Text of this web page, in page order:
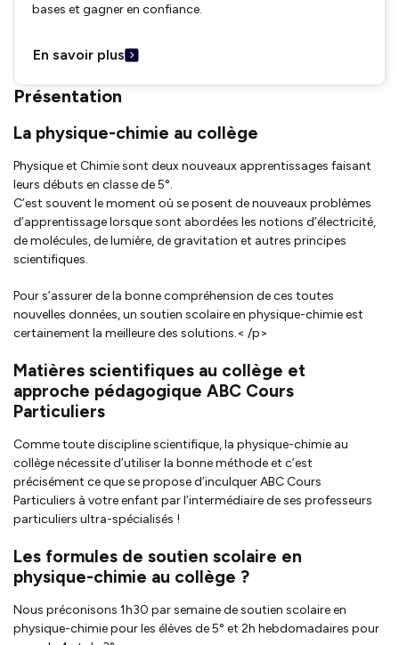
bases et gagner en confiance.
En savoir plus
Présentation
La physique-chimie au collège
Physique et Chimie sont deux nouveaux apprentissages faisant
leurs débuts en classe de 5°.
C’est souvent le moment où se posent de nouveaux problèmes
d’apprentissage lorsque sont abordées les notions d’électricité,
de molécules, de lumière, de gravitation et autres principes
scientifiques.
Pour s’assurer de la bonne compréhension de ces toutes
nouvelles données, un soutien scolaire en physique-chimie est
certainement la meilleure des solutions.< /p>
Matières scientifiques au collège et
approche pédagogique ABC Cours
Particuliers
Comme toute discipline scientifique, la physique-chimie au
collège nécessite d’utiliser la bonne méthode et c’est
précisément ce que se propose d’inculquer ABC Cours
Particuliers à votre enfant par l’intermédiaire de ses professeurs
particuliers ultra-spécialisés !
Les formules de soutien scolaire en
physique-chimie au collège ?
Nous préconisons 1h30 par semaine de soutien scolaire en
physique-chimie pour les élèves de 5° et 2h hebdomadaires pour